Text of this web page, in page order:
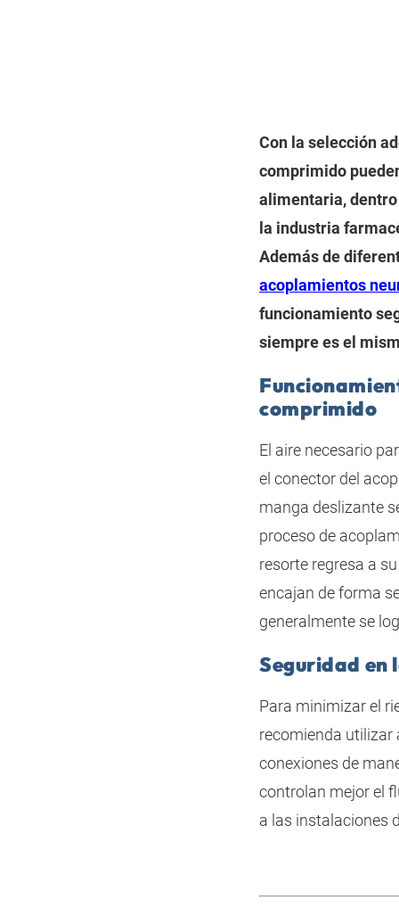
Con la selección
comprimido
alimentaria,
la industria
Además de
acoplamientos
funcionamiento
siempre es el
comprimido
El aire necesario
el conector del
manga deslizante
proceso de
resorte regresa a
encajan de forma
generalmente se
Seguridad en
Para minimizar el
recomienda utilizar
conexiones de
controlan mejor el
a las instalaciones